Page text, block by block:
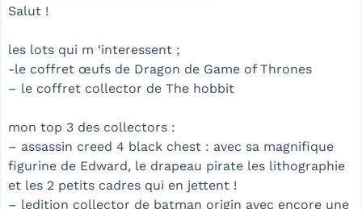
Salut !
les lots qui m ‘interessent ;
-le coffret œufs de Dragon de Game of Thrones
– le coffret collector de The hobbit
mon top 3 des collectors :
– assassin creed 4 black chest : avec sa magnifique
figurine de Edward, le drapeau pirate les lithographie
et les 2 petits cadres qui en jettent !
– ledition collector de batman origin avec encore une